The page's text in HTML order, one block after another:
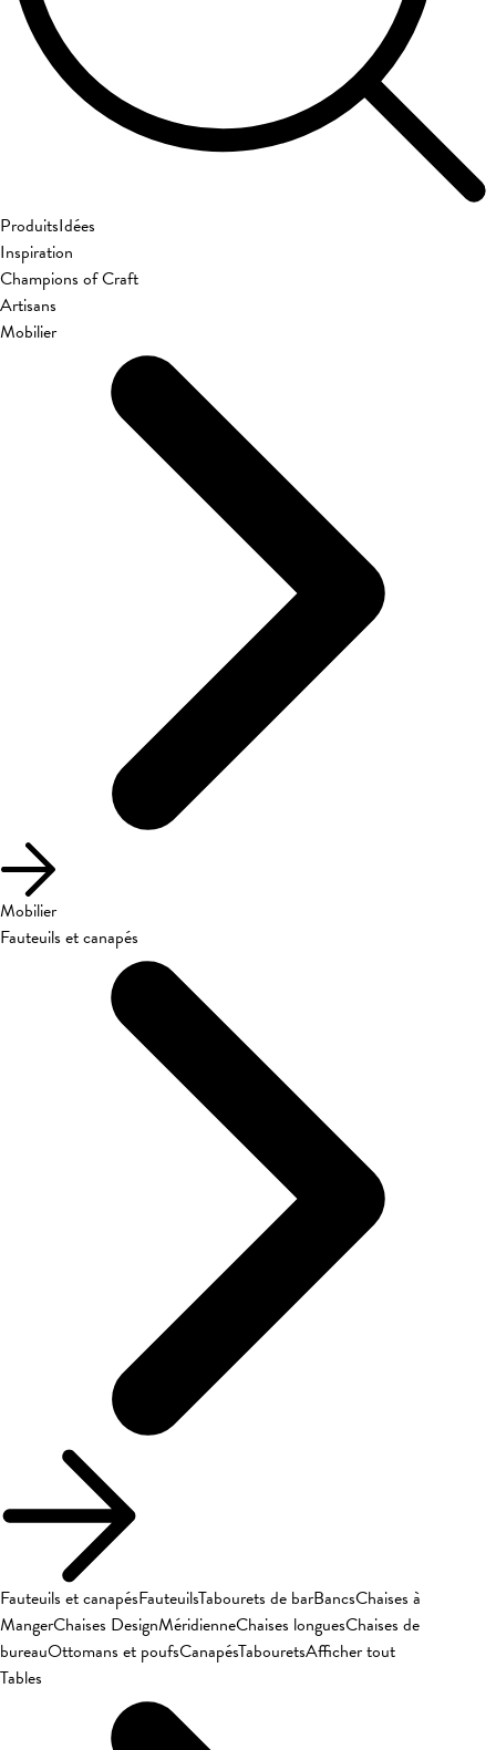
ProduitsIdées
Inspiration
Champions of Craft
Artisans
Mobilier
Mobilier
Fauteuils et canapés
Fauteuils et canapésFauteuilsTabourets de barBancsChaises à
MangerChaises DesignMéridienneChaises longuesChaises de
bureauOttomans et poufsCanapésTabouretsAfficher tout
Tables